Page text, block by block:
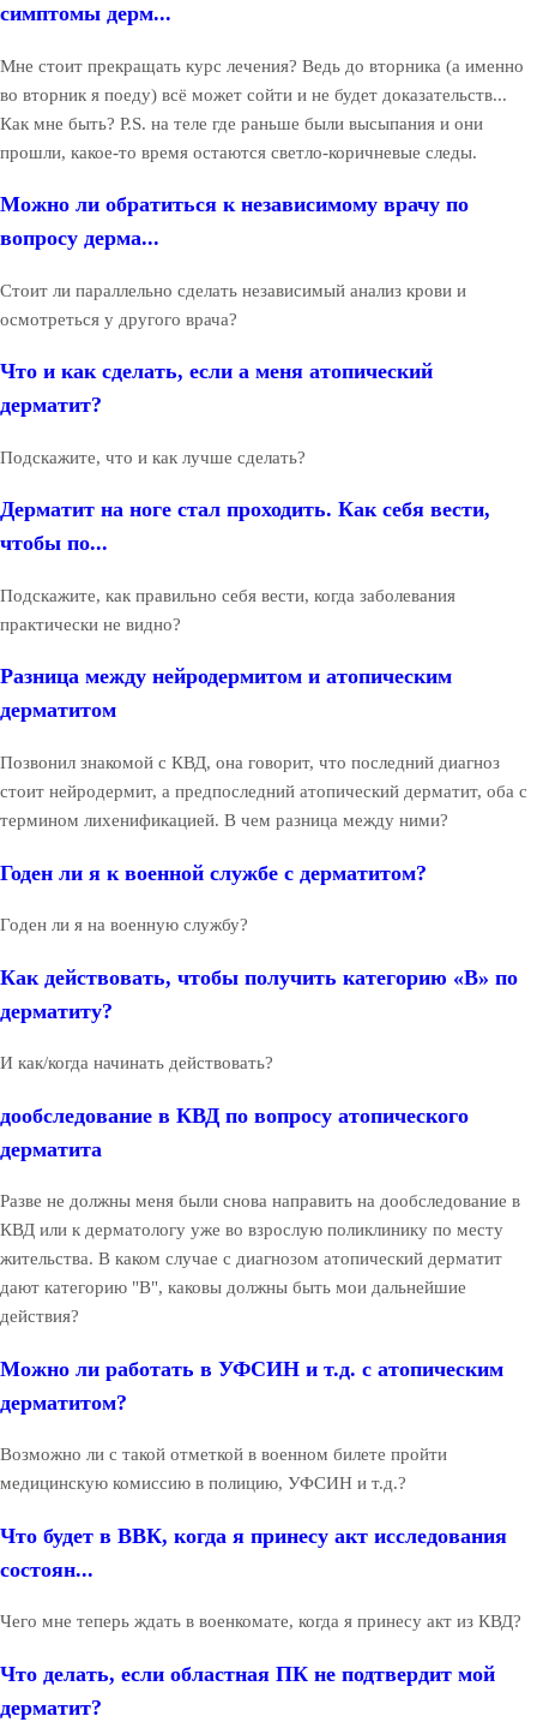
симптомы дерм...
Мне стоит прекращать курс лечения? Ведь до вторника (а именно
во вторник я поеду) всё может сойти и не будет доказательств...
Как мне быть? P.S. на теле где раньше были высыпания и они
прошли, какое-то время остаются светло-коричневые следы.
Можно ли обратиться к независимому врачу по
вопросу дерма...
Стоит ли параллельно сделать независимый анализ крови и
осмотреться у другого врача?
Что и как сделать, если а меня атопический
дерматит?
Подскажите, что и как лучше сделать?
Дерматит на ноге стал проходить. Как себя вести,
чтобы по...
Подскажите, как правильно себя вести, когда заболевания
практически не видно?
Разница между нейродермитом и атопическим
дерматитом
Позвонил знакомой с КВД, она говорит, что последний диагноз
стоит нейродермит, а предпоследний атопический дерматит, оба с
термином лихенификацией. В чем разница между ними?
Годен ли я к военной службе с дерматитом?
Годен ли я на военную службу?
Как действовать, чтобы получить категорию «В» по
дерматиту?
И как/когда начинать действовать?
дообследование в КВД по вопросу атопического
дерматита
Разве не должны меня были снова направить на дообследование в
КВД или к дерматологу уже во взрослую поликлинику по месту
жительства. В каком случае с диагнозом атопический дерматит
дают категорию "В", каковы должны быть мои дальнейшие
действия?
Можно ли работать в УФСИН и т.д. с атопическим
дерматитом?
Возможно ли с такой отметкой в военном билете пройти
медицинскую комиссию в полицию, УФСИН и т.д.?
Что будет в ВВК, когда я принесу акт исследования
состоян...
Чего мне теперь ждать в военкомате, когда я принесу акт из КВД?
Что делать, если областная ПК не подтвердит мой
дерматит?